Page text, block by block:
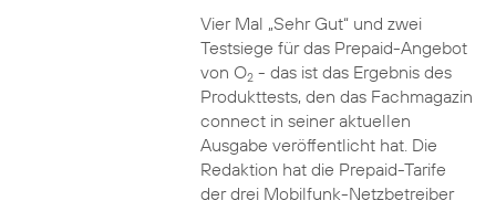
Vier Mal „Sehr Gut“ und zwei
Testsiege für das Prepaid-Angebot
von O2- das ist das Ergebnis des
Produkttests, den das Fachmagazin
connect in seiner aktuellen
Ausgabe veröffentlicht hat. Die
Redaktion hat die Prepaid-Tarife
der drei Mobilfunk-Netzbetreiber